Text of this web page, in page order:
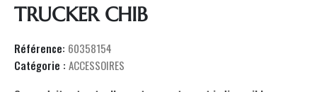
TRUCKER CHIB
Référence: 60358154
Catégorie : ACCESSOIRES